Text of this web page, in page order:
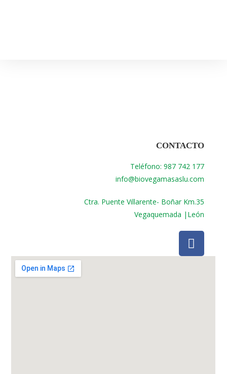
CONTACTO
Teléfono: 987 742 177
info@biovegamasaslu.com
Ctra. Puente Villarente- Boñar Km.35
Vegaquemada |León